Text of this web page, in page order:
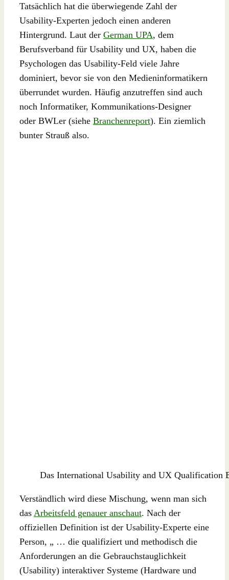
Tatsächlich hat die überwiegende Zahl der
Usability-Experten jedoch einen anderen
Hintergrund. Laut der German UPA, dem
Berufsverband für Usability und UX, haben die
Psychologen das Usability-Feld viele Jahre
dominiert, bevor sie von den Medieninformatikern
überrundet wurden. Häufig anzutreffen sind auch
noch Informatiker, Kommunikations-Designer
oder BWLer (siehe Branchenreport). Ein ziemlich
bunter Strauß also.
Das International Usability and UX Qualification
Verständlich wird diese Mischung, wenn man sich
das Arbeitsfeld genauer anschaut. Nach der
offiziellen Definition ist der Usability-Experte eine
Person, „ … die qualifiziert und methodisch die
Anforderungen an die Gebrauchstauglichkeit
(Usability) interaktiver Systeme (Hardware und